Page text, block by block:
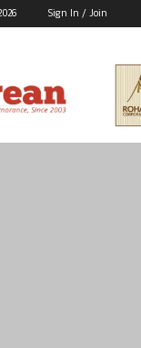
Sign In / Join